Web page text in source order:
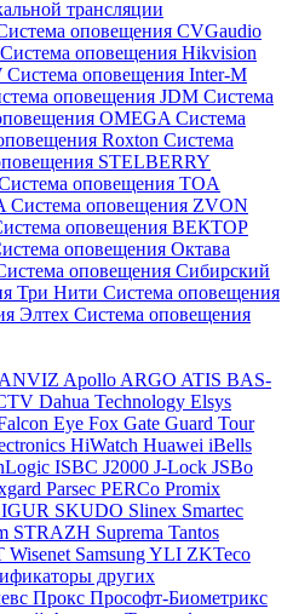
трансляции
оповещения CVGaudio
Система оповещения Hikvision
Система оповещения Inter-M
оповещения JDM Система
OMEGA Система
Roxton Система
STELBERRY
оповещения TOA
Система оповещения ZVON
оповещения ВЕКТОР
оповещения Октава
оповещения Сибирский
Три Нити Система оповещения
Элтех Система оповещения
ANVIZ Apollo ARGO ATIS BAS-
Dahua Technology Elsys
Eye Fox Gate Guard Tour
HiWatch Huawei iBells
ISBC J2000 J-Lock JSBo
Parsec PERCo Promix
SKUDO Slinex Smartec
STRAZH Suprema Tantos
Wisenet SamsungYLI ZKTeco
других
Прокс Прософт-Биометрикс